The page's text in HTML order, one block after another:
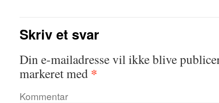
Skriv et svar
Din e-mailadresse vil ikke blive
markeret med *
Kommentar